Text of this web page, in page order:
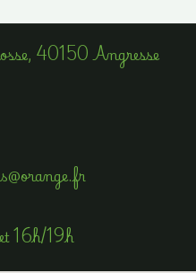
40150 Angresse
16h/19h